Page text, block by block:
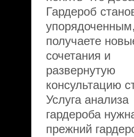
Гардероб
получаете
сочетания и
развернутую
консультацию
Услуга анализа
гардероба
прежний